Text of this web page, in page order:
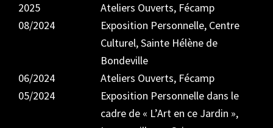
2025
Ateliers Ouverts, Fécamp
08/2024
Exposition Personnelle, Centre
Culturel, Sainte Hélène de
Bondeville
06/2024
Ateliers Ouverts, Fécamp
05/2024
Exposition Personnelle dans le
cadre de « L’Art en ce Jardin »,